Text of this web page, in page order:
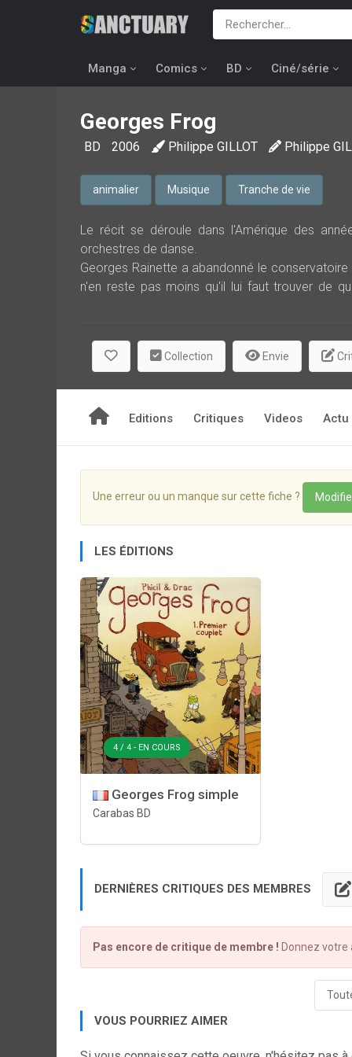
Manga Comics BD Ciné/série
Georges Frog
BD 2006 Philippe GILLOT Philippe
animalier Musique Tranche de vie
Le récit se déroule dans l'Amérique des
orchestres de danse.
Georges Rainette a abandonné le
n'en reste pas moins qu'il lui faut trouver de
Collection Envie
Editions Critiques Videos Actu
Une erreur ou un manque sur cette fiche ?
LES ÉDITIONS
4 / 4 - EN COURS
Georges Frog simple
Carabas BD
DERNIÈRES CRITIQUES DES MEMBRES
Pas encore de critique de membre ! Donnez votre
VOUS POURRIEZ AIMER